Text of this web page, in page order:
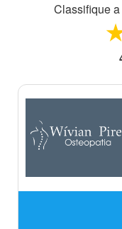
Classifique